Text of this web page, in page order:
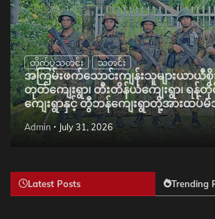
တိုက်ပွဲသတင်း သတင်း
အကြမ်းဖက်သောင်းကျန်းသူများယာယီ
တုတ်ကျေးရွာ၊ တီးတိန်ယံကျေးရွာ၊ ရန်တို
ကျေးရွာနှင့် တွီဘန်ကျေးရွာတို့အားထပ်
Admin July 31, 2026
Latest Posts Trending